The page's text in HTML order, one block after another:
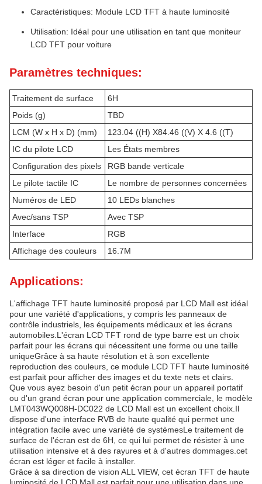
Caractéristiques: Module LCD TFT à haute luminosité
Utilisation: Idéal pour une utilisation en tant que moniteur
LCD TFT pour voiture
Paramètres techniques:
Traitement de surface
6H
Poids (g)
TBD
LCM (W x H x D) (mm)
123.04 ((H) X84.46 ((V) X 4.6 ((T)
IC du pilote LCD
Les États membres
Configuration des pixels
RGB bande verticale
Le pilote tactile IC
Le nombre de personnes concernées
Numéros de LED
10 LEDs blanches
Avec/sans TSP
Avec TSP
Interface
RGB
Affichage des couleurs
16.7M
Applications:
L'affichage TFT haute luminosité proposé par LCD Mall est idéal
pour une variété d'applications, y compris les panneaux de
contrôle industriels, les équipements médicaux et les écrans
automobiles.L'écran LCD TFT rond de type barre est un choix
parfait pour les écrans qui nécessitent une forme ou une taille
uniqueGrâce à sa haute résolution et à son excellente
reproduction des couleurs, ce module LCD TFT haute luminosité
est parfait pour afficher des images et du texte nets et clairs.
Que vous ayez besoin d'un petit écran pour un appareil portatif
ou d'un grand écran pour une application commerciale, le modèle
LMT043WQ008H-DC022 de LCD Mall est un excellent choix.Il
dispose d'une interface RVB de haute qualité qui permet une
intégration facile avec une variété de systèmesLe traitement de
surface de l'écran est de 6H, ce qui lui permet de résister à une
utilisation intensive et à des rayures et à d'autres dommages.cet
écran est léger et facile à installer.
Grâce à sa direction de vision ALL VIEW, cet écran TFT de haute